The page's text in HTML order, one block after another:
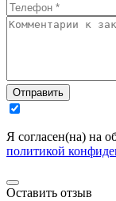
Отправить
Я согласен(на) на
политикой
Оставить отзыв